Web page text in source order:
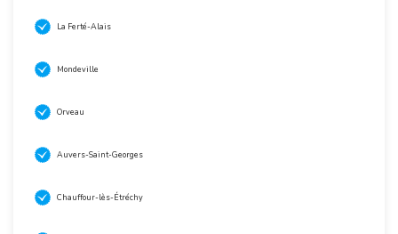
La Ferté-Alais
Mondeville
Orveau
Auvers-Saint-Georges
Chauffour-lès-Étréchy